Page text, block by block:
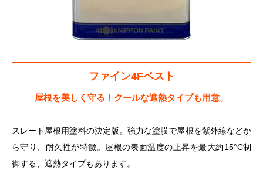
ファイン4Fベスト
屋根を美しく守る！クールな遮熱タイプも用意。
スレート屋根用塗料の決定版。強力な塗膜で屋根を紫外線などか
ら守り、耐久性が特徴。屋根の表面温度の上昇を最大約15°C制
御する、遮熱タイプもあります。